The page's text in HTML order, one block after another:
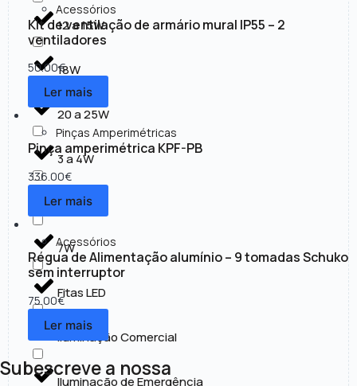
12 a 15W
18W
20 a 25W
3 a 4W
30 a 50W
7W
Fitas LED
Iluminação Comercial
Iluminação de Emergência
Acessórios
Kit de ventilação de armário mural IP55 – 2
ventiladores
50.00€
Ler mais
Pinças Amperimétricas
Pinça amperimétrica KPF-PB
336.00€
Ler mais
Acessórios
Régua de Alimentação alumínio – 9 tomadas Schuko
sem interruptor
75.00€
Ler mais
Subescreve a nossa